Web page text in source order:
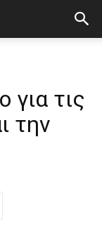
για τις
την